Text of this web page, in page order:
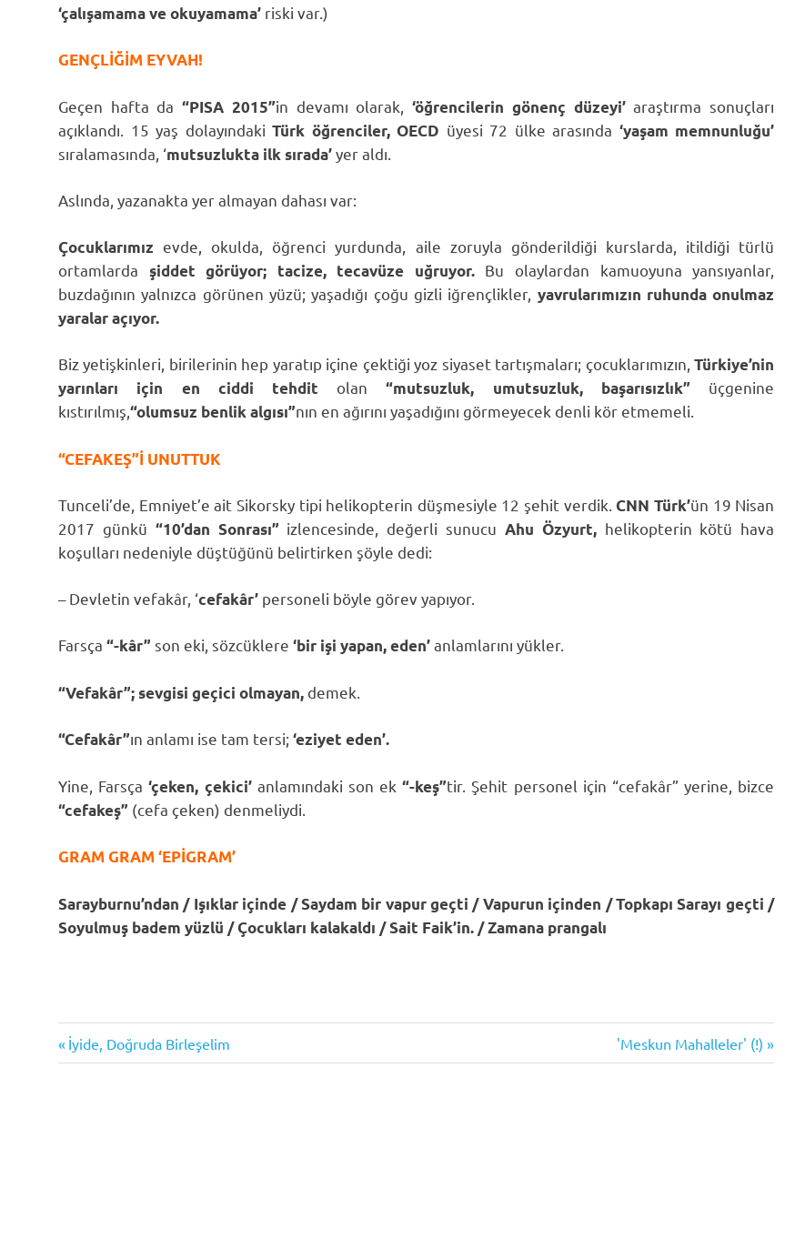
‘çalışamama ve okuyamama’ riski var.)
GENÇLİĞİM EYVAH!
Geçen hafta da“PISA 2015”in devamı olarak,‘öğrencilerin gönenç düzeyi’araştırma sonuçları
açıklandı. 15 yaş dolayındakiTürk öğrenciler, OECD üyesi 72 ülke arasında ‘yaşam memnunluğu’
sıralamasında, ‘mutsuzlukta ilk sırada’yer aldı.
Aslında, yazanakta yer almayan dahası var:
Çocuklarımız evde, okulda, öğrenci yurdunda, aile zoruyla gönderildiği kurslarda, itildiği türlü
ortamlarda şiddet görüyor; tacize, tecavüze uğruyor.Bu olaylardan kamuoyuna yansıyanlar,
buzdağının yalnızca görünen yüzü; yaşadığı çoğu gizli iğrençlikler, yavrularımızın ruhunda onulmaz
yaralar açıyor.
Biz yetişkinleri, birilerinin hep yaratıp içine çektiği yoz siyaset tartışmaları; çocuklarımızın, Türkiye’nin
yarınları için
en ciddi tehdit olan “mutsuzluk, umutsuzluk, başarısızlık” üçgenine
kıstırılmış,“olumsuz benlik algısı”nın en ağırını yaşadığını görmeyecek denli kör etmemeli.
“CEFAKEŞ”İ UNUTTUK
Tunceli’de, Emniyet’e ait Sikorsky tipi helikopterin düşmesiyle 12 şehit verdik. CNN Türk’ün 19 Nisan
2017 günkü “10’dan Sonrası” izlencesinde, değerli sunucu Ahu Özyurt,helikopterin kötü hava
koşulları nedeniyle düştüğünü belirtirken şöyle dedi:
– Devletin vefakâr, ‘cefakâr’ personeli böyle görev yapıyor.
Farsça “-kâr” son eki, sözcüklere ‘bir işi yapan, eden’anlamlarını yükler.
“Vefakâr”;sevgisi geçici olmayan, demek.
“Cefakâr”ın anlamı ise tam tersi; ‘eziyet eden’.
Yine, Farsça‘çeken, çekici’anlamındaki son ek“-keş”tir. Şehit personel için “cefakâr” yerine, bizce
“cefakeş” (cefa çeken) denmeliydi.
GRAM GRAM ‘EPİGRAM’
Sarayburnu’ndan / Işıklar içinde / Saydam bir vapur geçti / Vapurun içinden / Topkapı Sarayı geçti /
Soyulmuş badem yüzlü / Çocukları kalakaldı / Sait Faik’in. / Zamana prangalı
Yazı
Previous
Post:
İyide, Doğruda Birleşelim
Next
Post:
'Meskun Mahalleler' (!)